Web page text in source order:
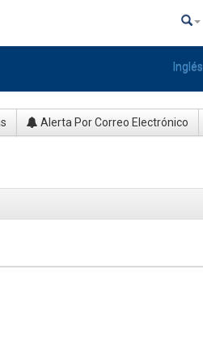
Inglés
Alerta Por Correo Electrónico